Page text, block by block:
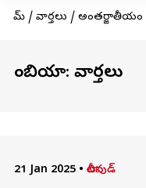
హోమ్ / వార్తలు / అంతర్జాతీయం
జాంబియా: వార్తలు
21 Jan 2025 • టాలీవుడ్